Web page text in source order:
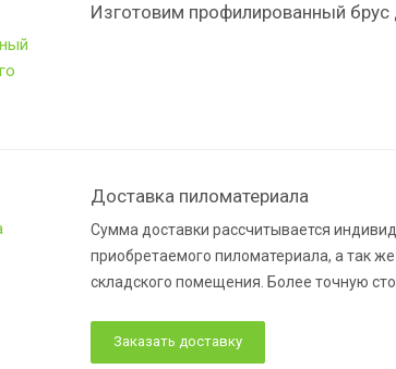
Изготовим профилированный брус
Доставка пиломатериала
Сумма доставки рассчитывается
приобретаемого пиломатериала, а так
складского помещения. Более точную
Заказать доставку